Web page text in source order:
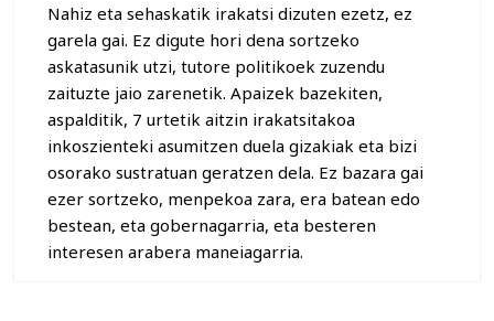
Nahiz eta sehaskatik irakatsi dizuten ezetz, ez
garela gai. Ez digute hori dena sortzeko
askatasunik utzi, tutore politikoek zuzendu
zaituzte jaio zarenetik. Apaizek bazekiten,
aspalditik, 7 urtetik aitzin irakatsitakoa
inkoszienteki asumitzen duela gizakiak eta bizi
osorako sustratuan geratzen dela. Ez bazara gai
ezer sortzeko, menpekoa zara, era batean edo
bestean, eta gobernagarria, eta besteren
interesen arabera maneiagarria.